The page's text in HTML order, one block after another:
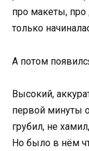
про макеты,
только
А потом
Высокий,
первой минуты
грубил, не
Но было в нём